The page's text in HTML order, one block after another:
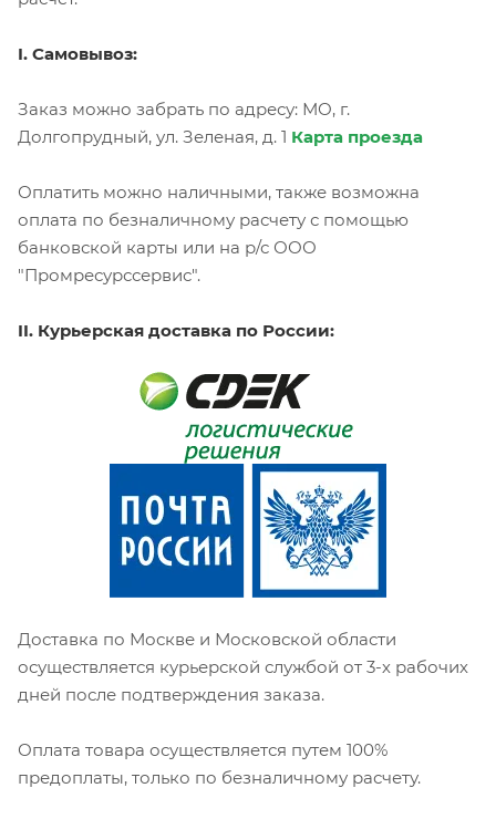
I. Самовывоз:
Заказ можно забрать по адресу: МО, г.
Долгопрудный, ул. Зеленая, д. 1 Карта проезда
Оплатить можно наличными, также возможна
оплата по безналичному расчету с помощью
банковской карты или на р/с ООО
"Промресурссервис".
II. Курьерская доставка по России:
Доставка по Москве и Московской области
осуществляется курьерской службой от 3-х рабочих
дней после подтверждения заказа.
Оплата товара осуществляется путем 100%
предоплаты, только по безналичному расчету.